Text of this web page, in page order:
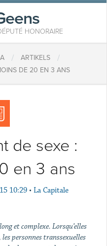
HONORAIRE
/ ARTIKELS /
DE 20 EN 3 ANS
de sexe :
en 3 ans
10:29 • La Capitale
et complexe. Lorsqu’elles
personnes transsexuelles